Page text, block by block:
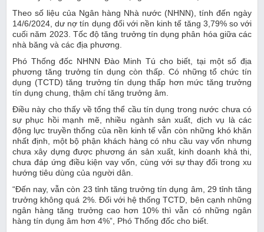
Theo số liệu của Ngân hàng Nhà nước (NHNN), tính đến ngày
14/6/2024, dư nợ tín dụng đối với nền kinh tế tăng 3,79% so với
cuối năm 2023. Tốc độ tăng trưởng tín dụng phân hóa giữa các
nhà băng và các địa phương.
Phó Thống đốc NHNN Đào Minh Tú cho biết, tại một số địa
phương tăng trưởng tín dụng còn thấp. Có những tổ chức tín
dụng (TCTD) tăng trưởng tín dụng thấp hơn mức tăng trưởng
tín dụng chung, thậm chí tăng trưởng âm.
Điều này cho thấy về tổng thể cầu tín dụng trong nước chưa có
sự phục hồi mạnh mẽ, nhiều ngành sản xuất, dịch vụ là các
động lực truyền thống của nền kinh tế vẫn còn những khó khăn
nhất định, một bộ phận khách hàng có nhu cầu vay vốn nhưng
chưa xây dựng được phương án sản xuất, kinh doanh khả thi,
chưa đáp ứng điều kiện vay vốn, cùng với sự thay đổi trong xu
hướng tiêu dùng của người dân.
“Đến nay, vẫn còn 23 tỉnh tăng trưởng tín dụng âm, 29 tỉnh tăng
trưởng không quá 2%. Đối với hệ thống TCTD, bên cạnh những
ngân hàng tăng trưởng cao hơn 10% thì vẫn có những ngân
hàng tín dụng âm hơn 4%”, Phó Thống đốc cho biết.